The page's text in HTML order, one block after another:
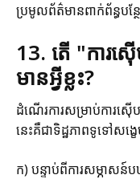
ប្រមូលព័ត៌មានពាក់ព័ន្ធបន្
13. តើ "ការ
មានអ្វីខ្លះ?
ដំណើរការសម្រាប់ការស៊
នេះគឺជាទិដ្ឋភាពទូទៅសង្ខ
ក) បន្ទាប់ពីការសម្ភាស